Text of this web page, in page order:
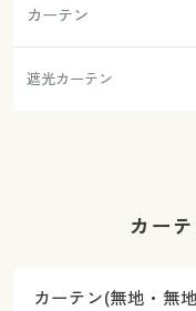
カーテン
遮光カーテン
カー
カーテン(無地・無